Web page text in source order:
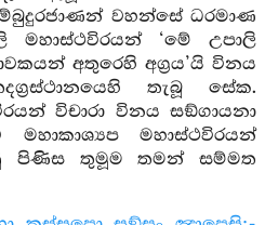
වහන්සේ ධරමාණ
‘මේ උපාලි
අතුරෙහි අග්‍රය’යි විනය
තැබූ සේක.
විචාරා විනය සඞ්ගායනා
මහාස්ථවිරයන්
පිණිස තුමූම තමන් සම්මත